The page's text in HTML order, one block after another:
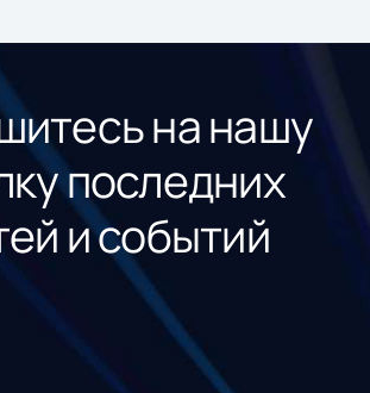
на нашу
последних
и событий